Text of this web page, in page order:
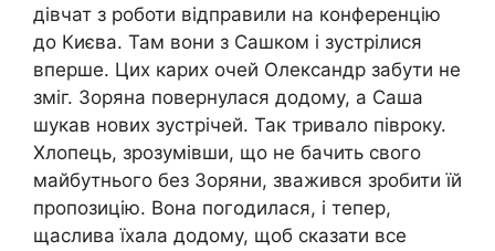
дівчат з роботи відправили на конференцію
до Києва. Там вони з Сашком і зустрілися
вперше. Цих карих очей Олександр забути не
зміг. Зоряна повернулася додому, а Саша
шукав нових зустрічей. Так тривало півроку.
Хлопець, зрозумівши, що не бачить свого
майбутнього без Зоряни, зважився зробити їй
пропозицію. Вона погодилася, і тепер,
щаслива їхала додому, щоб сказати все